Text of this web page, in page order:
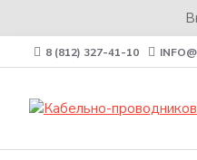
8 (812) 327-41-10